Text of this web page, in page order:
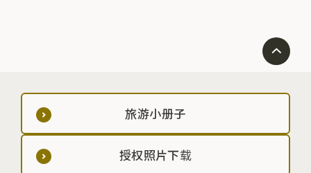
旅游小册子
授权照片下载